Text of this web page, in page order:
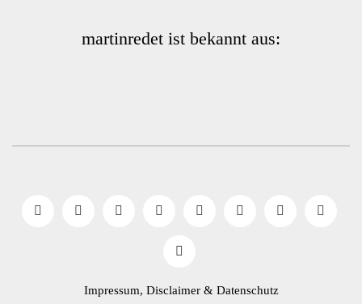
martinredet ist bekannt aus:
Impressum, Disclaimer & Datenschutz